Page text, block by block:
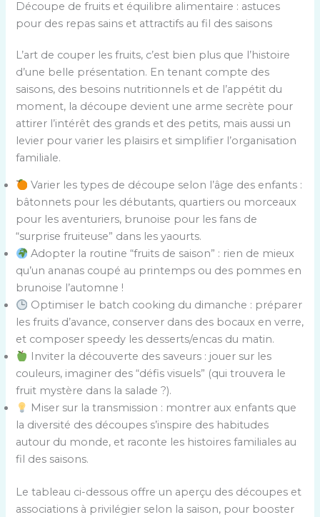
Découpe de fruits et équilibre alimentaire : astuces
pour des repas sains et attractifs au fil des saisons
L’art de couper les fruits, c’est bien plus que l’histoire
d’une belle présentation. En tenant compte des
saisons, des besoins nutritionnels et de l’appétit du
moment, la découpe devient une arme secrète pour
attirer l’intérêt des grands et des petits, mais aussi un
levier pour varier les plaisirs et simplifier l’organisation
familiale.
Varier les types de découpe selon l’âge des enfants :
bâtonnets pour les débutants, quartiers ou morceaux
pour les aventuriers, brunoise pour les fans de
“surprise fruiteuse” dans les yaourts.
Adopter la routine “fruits de saison” : rien de mieux
qu’un ananas coupé au printemps ou des pommes en
brunoise l’automne !
Optimiser le batch cooking du dimanche : préparer
les fruits d’avance, conserver dans des bocaux en verre,
et composer speedy les desserts/encas du matin.
Inviter la découverte des saveurs : jouer sur les
couleurs, imaginer des “défis visuels” (qui trouvera le
fruit mystère dans la salade ?).
Miser sur la transmission : montrer aux enfants que
la diversité des découpes s’inspire des habitudes
autour du monde, et raconte les histoires familiales au
fil des saisons.
Le tableau ci-dessous offre un aperçu des découpes et
associations à privilégier selon la saison, pour booster